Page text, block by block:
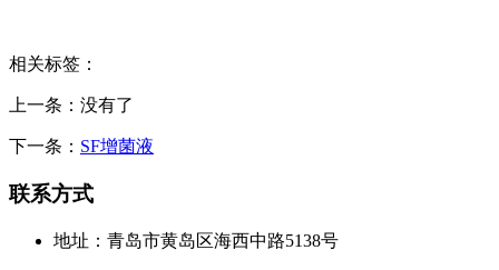
相关标签：
上一条：没有了
下一条： SF增菌液
联系方式
地址：青岛市黄岛区海西中路5138号